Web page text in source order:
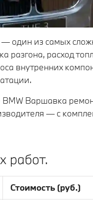
один из самых
разгона, расход
внутренних
Варшавка
— с
работ.
Стоимость (руб.)